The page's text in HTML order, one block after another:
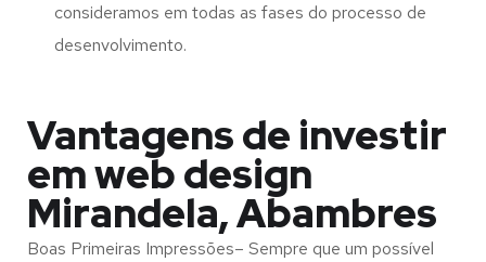
consideramos em todas as fases do processo de
desenvolvimento.
Vantagens de investir
em web design
Mirandela, Abambres
Boas Primeiras Impressões– Sempre que um possível